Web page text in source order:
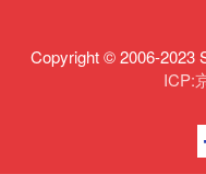
Copyright © 2006-2023
ICP: